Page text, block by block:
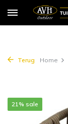
Terug Home
21% sale